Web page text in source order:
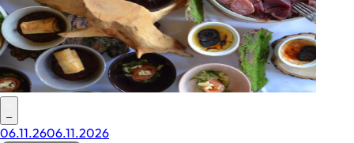
–
06.11.2606.11.2026